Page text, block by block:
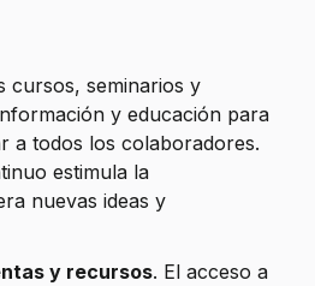
cursos, seminarios y
y educación para
a todos los colaboradores.
estimula la
nuevas ideas y
y recursos. El acceso a